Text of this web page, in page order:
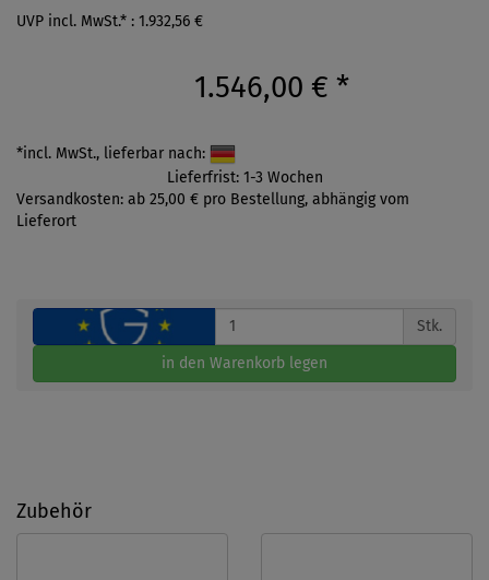
UVP incl. MwSt.* : 1.932,56 €
1.546,00 € *
*incl. MwSt., lieferbar nach:
Lieferfrist: 1-3 Wochen
Versandkosten: ab 25,00 € pro Bestellung, abhängig vom
Lieferort
Stk.
in den Warenkorb legen
Zubehör